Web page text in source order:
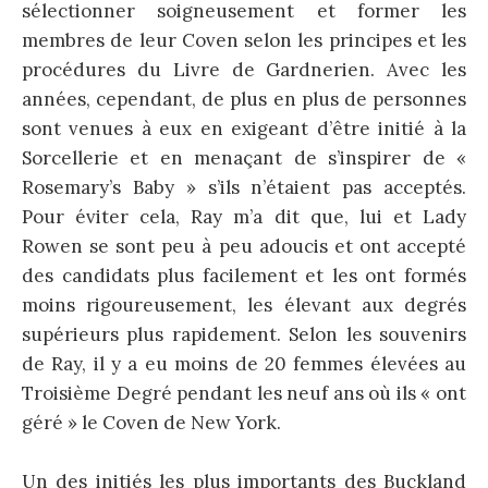
sélectionner soigneusement et former les
membres de leur Coven selon les principes et les
procédures du Livre de Gardnerien. Avec les
années, cependant, de plus en plus de personnes
sont venues à eux en exigeant d’être initié à la
Sorcellerie et en menaçant de s’inspirer de «
Rosemary’s Baby » s’ils n’étaient pas acceptés.
Pour éviter cela, Ray m’a dit que, lui et Lady
Rowen se sont peu à peu adoucis et ont accepté
des candidats plus facilement et les ont formés
moins rigoureusement, les élevant aux degrés
supérieurs plus rapidement. Selon les souvenirs
de Ray, il y a eu moins de 20 femmes élevées au
Troisième Degré pendant les neuf ans où ils « ont
géré » le Coven de New York.
Un des initiés les plus importants des Buckland